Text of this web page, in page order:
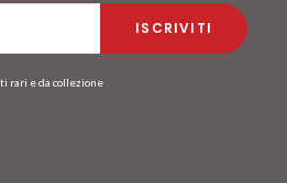
rari e da collezione